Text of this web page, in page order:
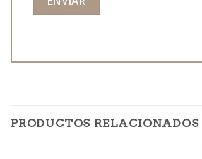
PRODUCTOS RELACIONADOS